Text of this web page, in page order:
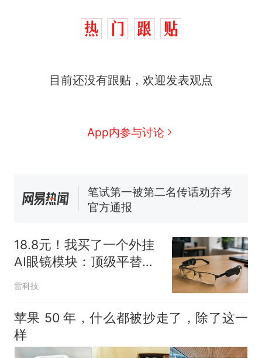
目前还没有跟贴，欢迎发表观点
App内参与讨论
热
那个在床头放菜刀的女孩，
交5060元才肯搬上楼！女子傻
协会回应
台风"白海豚"中心附近最大风
力已达15级 最新研判
已叫停招聘，成立调查组全面
核查
笔试第一被第二名传话劝弃考
官方通报
因老师一句“跟我回家”改写了
人生
18.8元！我买了一个外挂
AI眼镜模块：顶级平替还
是电子废品？
雷科技
苹果 50 年，什么都被抄走了，除了这一
样